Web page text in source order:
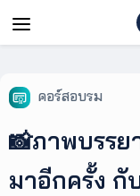
สำหรับ
เอเจ
คอร์สอบรม
📸ภาพบรร
มาอีกครั้ง กั